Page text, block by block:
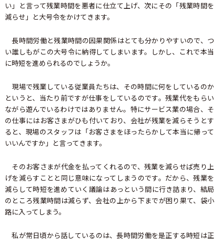
い」と言って残業時間を悪者に仕立て上げ、次にその「残業時間を
減らせ」と大号令をかけてきます。
長時間労働と残業時間の因果関係はとても分かりやすいので、つ
い誰しもがこの大号令に納得してしまいます。しかし、これで本当
に時短を進められるのでしょうか。
現場で残業している従業員たちは、その時間に何をしているのか
というと、当たり前ですが仕事をしているのです。残業代をもらい
ながら遊んでいるわけではありません。特にサービス業の場合、そ
の仕事にはお客さまがひも付いており、会社が残業を減らそうとす
ると、現場のスタッフは「お客さまをほったらかして本当に帰って
いいんですか」と言ってきます。
そのお客さまが代金を払ってくれるので、残業を減らせば売り上
げを減らすことと同じ意味になってしまうのです。だから、残業を
減らして時短を進めていく議論はあっという間に行き詰まり、結局
のところ残業時間は減らず、会社の上から下までが困り果て、袋小
路に入ってしまう。
私が常日頃から話しているのは、長時間労働を是正する時短は正